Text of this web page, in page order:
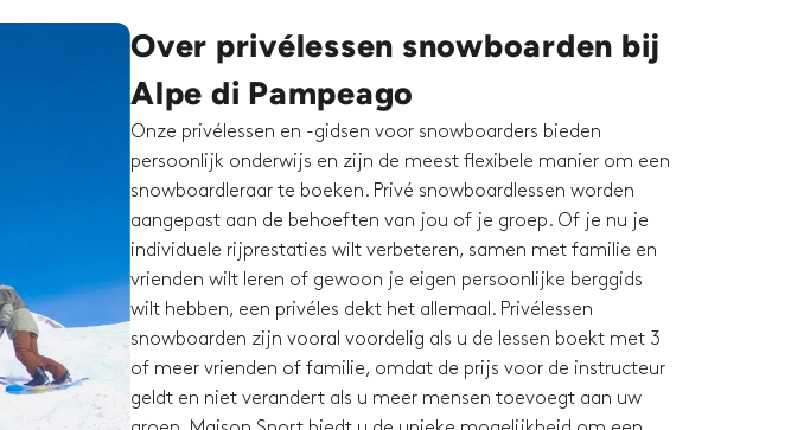
Over privélessen snowboarden bij
Alpe di Pampeago
Onze privélessen en -gidsen voor snowboarders bieden
persoonlijk onderwijs en zijn de meest flexibele manier om een
snowboardleraar te boeken. Privé snowboardlessen worden
aangepast aan de behoeften van jou of je groep. Of je nu je
individuele rijprestaties wilt verbeteren, samen met familie en
vrienden wilt leren of gewoon je eigen persoonlijke berggids
wilt hebben, een privéles dekt het allemaal. Privélessen
snowboarden zijn vooral voordelig als u de lessen boekt met 3
of meer vrienden of familie, omdat de prijs voor de instructeur
geldt en niet verandert als u meer mensen toevoegt aan uw